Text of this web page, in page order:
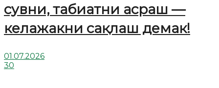
сувни, табиатни асраш —
келажакни сақлаш демак!
01.07.2026
30